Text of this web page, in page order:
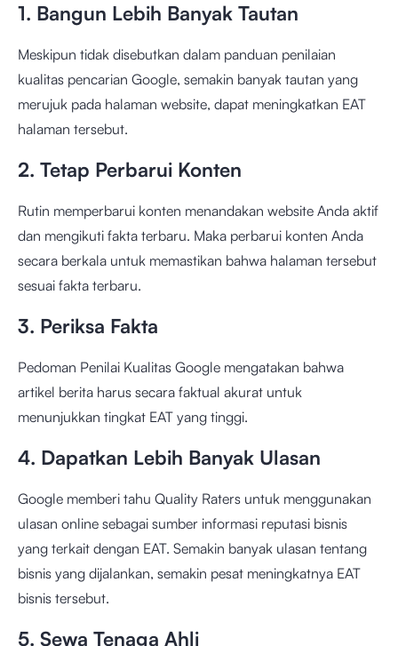
1. Bangun Lebih Banyak Tautan
Meskipun tidak disebutkan dalam panduan penilaian
kualitas pencarian Google, semakin banyak tautan yang
merujuk pada halaman website, dapat meningkatkan EAT
halaman tersebut.
2. Tetap Perbarui Konten
Rutin memperbarui konten menandakan website Anda aktif
dan mengikuti fakta terbaru. Maka perbarui konten Anda
secara berkala untuk memastikan bahwa halaman tersebut
sesuai fakta terbaru.
3. Periksa Fakta
Pedoman Penilai Kualitas Google mengatakan bahwa
artikel berita harus secara faktual akurat untuk
menunjukkan tingkat EAT yang tinggi.
4. Dapatkan Lebih Banyak Ulasan
Google memberi tahu Quality Raters untuk menggunakan
ulasan online sebagai sumber informasi reputasi bisnis
yang terkait dengan EAT. Semakin banyak ulasan tentang
bisnis yang dijalankan, semakin pesat meningkatnya EAT
bisnis tersebut.
5. Sewa Tenaga Ahli